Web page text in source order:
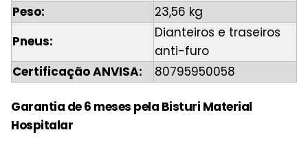
Peso:
23,56 kg
Pneus:
Dianteiros e traseiros
anti-furo
Certificação ANVISA:
80795950058
Garantia de 6 meses pela Bisturi Material
Hospitalar